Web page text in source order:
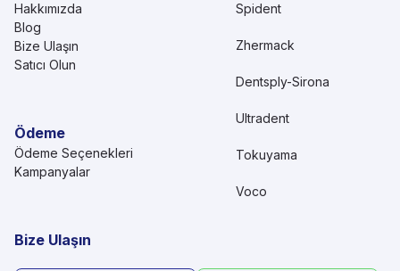
Hakkımızda
Blog
Bize Ulaşın
Satıcı Olun
Ödeme
Ödeme Seçenekleri
Kampanyalar
Spident
Zhermack
Dentsply-Sirona
Ultradent
Tokuyama
Voco
Bize Ulaşın